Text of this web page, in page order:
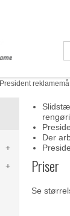
President
Der
Priser
Se